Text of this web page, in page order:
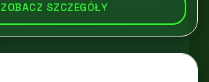
ZOBACZ SZCZEGÓŁY